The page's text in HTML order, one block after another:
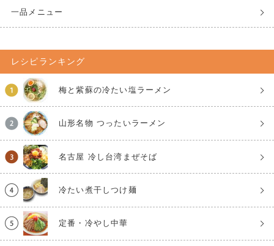
一品メニュー
レシピランキング
梅と紫蘇の冷たい塩ラーメン
山形名物 つったいラーメン
名古屋 冷し台湾まぜそば
冷たい煮干しつけ麺
定番・冷やし中華